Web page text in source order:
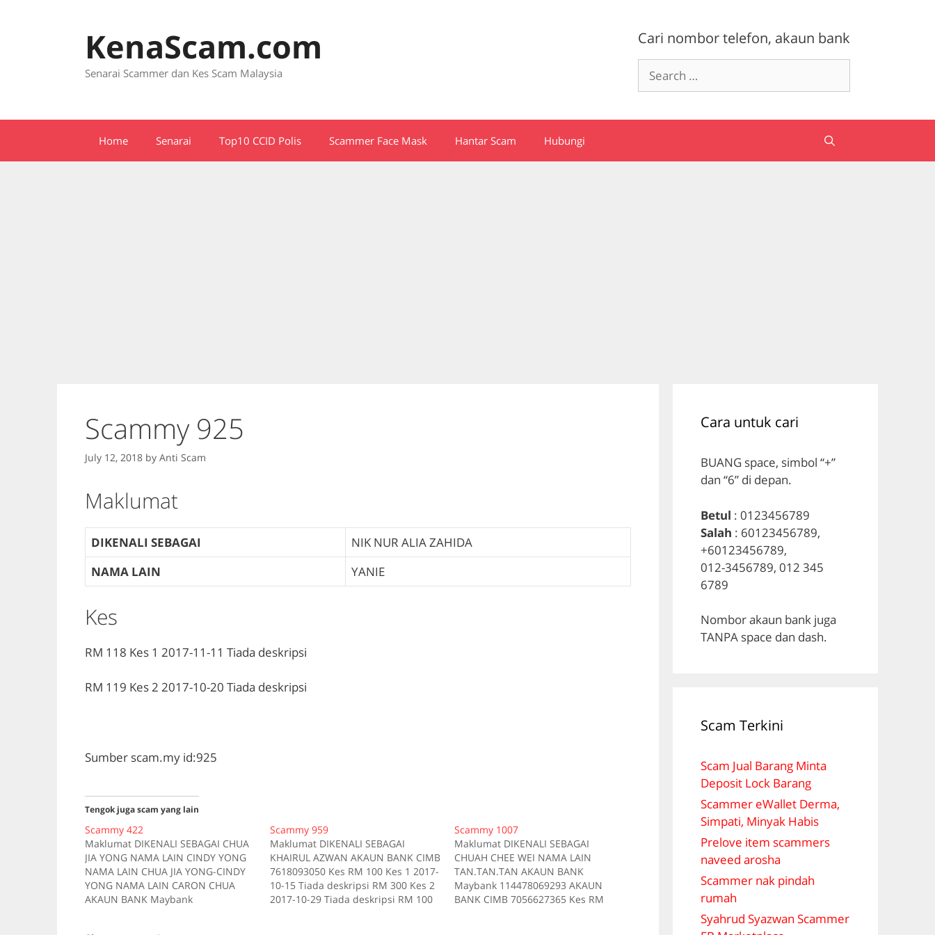
Cari nombor telefon, akaun bank
Search
for:
KenaScam.com
Senarai Scammer dan Kes Scam Malaysia
Home Senarai Top10 CCID Polis Scammer Face Mask Hantar Scam Hubungi
Scammy 925
July 12, 2018 by Anti Scam
Maklumat
DIKENALI SEBAGAI
NIK NUR ALIA ZAHIDA
NAMA LAIN
YANIE
Kes
RM 118 Kes 1 2017-11-11 Tiada deskripsi
RM 119 Kes 2 2017-10-20 Tiada deskripsi
Sumber scam.my id:925
Tengok juga scam yang lain
Scammy 422
Maklumat DIKENALI SEBAGAI CHUA
JIA YONG NAMA LAIN CINDY YONG
NAMA LAIN CHUA JIA YONG-CINDY
YONG NAMA LAIN CARON CHUA
AKAUN BANK Maybank
Scammy 959
Maklumat DIKENALI SEBAGAI
KHAIRUL AZWAN AKAUN BANK CIMB
7618093050 Kes RM 100 Kes 1 2017-
10-15 Tiada deskripsi RM 300 Kes 2
2017-10-29 Tiada deskripsi RM 100
Scammy 1007
Maklumat DIKENALI SEBAGAI
CHUAH CHEE WEI NAMA LAIN
TAN.TAN.TAN AKAUN BANK
Maybank 114478069293 AKAUN
BANK CIMB 7056627365 Kes RM
Cara untuk cari
BUANG space, simbol “+”
dan “6” di depan.
Betul : 0123456789
Salah : 60123456789,
+60123456789,
012-3456789, 012 345
6789
Nombor akaun bank juga
TANPA space dan dash.
Scam Terkini
Scam Jual Barang Minta
Deposit Lock Barang
Scammer eWallet Derma,
Simpati, Minyak Habis
Prelove item scammers
naveed arosha
Scammer nak pindah
rumah
Syahrud Syazwan Scammer